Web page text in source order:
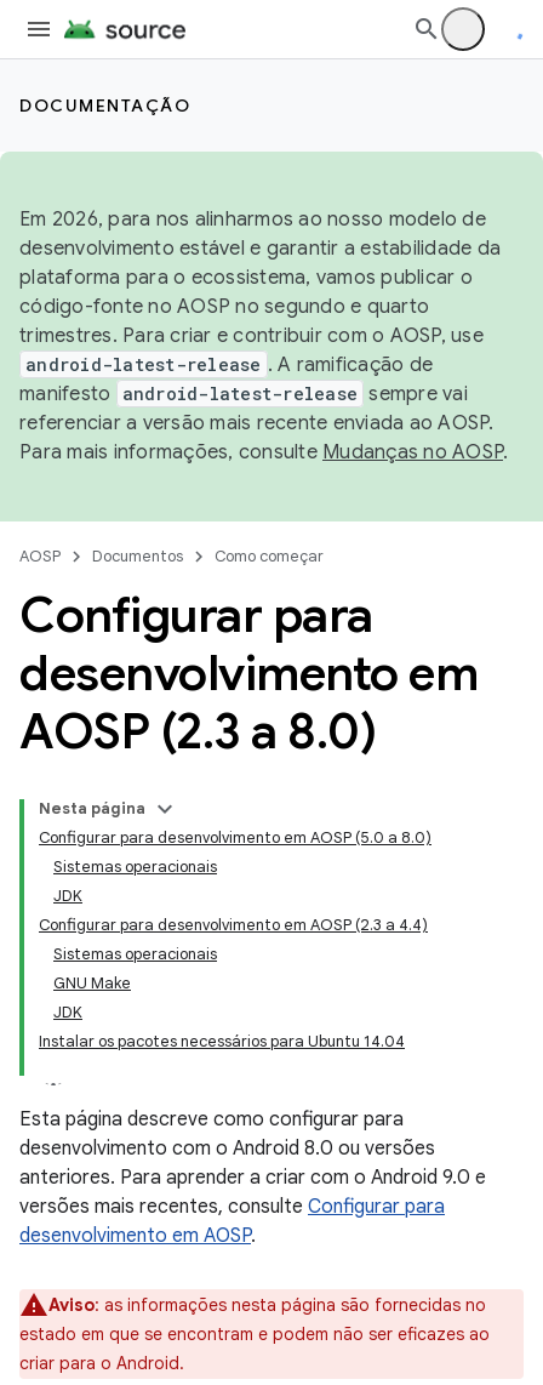
DOCUMENTAÇÃO
Em 2026, para nos alinharmos ao nosso modelo de
desenvolvimento estável e garantir a estabilidade da
plataforma para o ecossistema, vamos publicar o
código-fonte no AOSP no segundo e quarto
trimestres. Para criar e contribuir com o AOSP, use
android-latest-release . A ramificação de
manifesto
android-latest-release sempre vai
referenciar a versão mais recente enviada ao AOSP.
Para mais informações, consulte Mudanças no AOSP.
AOSP Documentos Como começar
Configurar para
desenvolvimento em
AOSP (2.3 a 8.0)
Nesta página
Configurar para desenvolvimento em AOSP (5.0 a 8.0)
Sistemas operacionais
JDK
Configurar para desenvolvimento em AOSP (2.3 a 4.4)
Sistemas operacionais
GNU Make
JDK
Instalar os pacotes necessários para Ubuntu 14.04
Esta página descreve como configurar para
desenvolvimento com o Android 8.0 ou versões
anteriores. Para aprender a criar com o Android 9.0 e
versões mais recentes, consulte Configurar para
desenvolvimento em AOSP.
Aviso: as informações nesta página são fornecidas no
estado em que se encontram e podem não ser eficazes ao
criar para o Android.